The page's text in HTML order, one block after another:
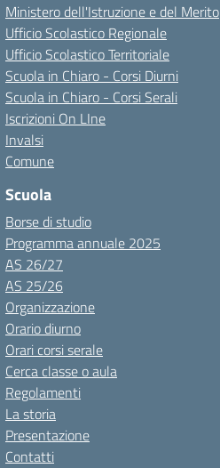
Ministero dell'Istruzione e del Merito
Ufficio Scolastico Regionale
Ufficio Scolastico Territoriale
Scuola in Chiaro - Corsi Diurni
Scuola in Chiaro - Corsi Serali
Iscrizioni On LIne
Invalsi
Comune
Scuola
Borse di studio
Programma annuale 2025
AS 26/27
AS 25/26
Organizzazione
Orario diurno
Orari corsi serale
Cerca classe o aula
Regolamenti
La storia
Presentazione
Contatti